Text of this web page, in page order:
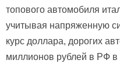
топового автомобиля
учитывая напряженную
курс доллара, дорогих
миллионов рублей в РФ